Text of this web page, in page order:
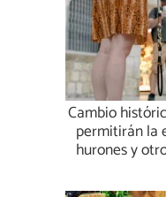
Cambio
permitirán la
hurones y